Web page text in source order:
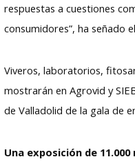
respuestas a cuestiones
consumidores”, ha señado
Viveros, laboratorios,
mostrarán en Agrovid y
de Valladolid de la gala de
Una exposición de